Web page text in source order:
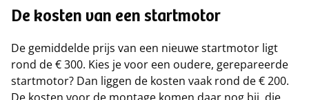
De kosten van een startmotor
De gemiddelde prijs van een nieuwe startmotor ligt
rond de € 300. Kies je voor een oudere, gerepareerde
startmotor? Dan liggen de kosten vaak rond de € 200.